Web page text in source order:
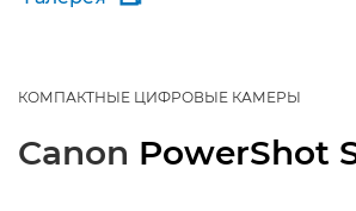
КОМПАКТНЫЕ ЦИФРОВЫЕ КАМЕРЫ
Canon PowerShot